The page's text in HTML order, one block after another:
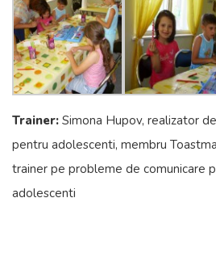
Trainer: Simona Hupov, realizator
pentru adolescenti, membru
trainer pe probleme de comunicare
adolescenti